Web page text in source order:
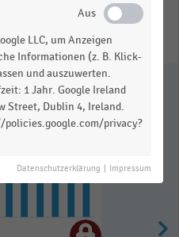
LLC, um Anzeigen
Informationen (z. B. Klick-
und auszuwerten.
1 Jahr. Google Ireland
Street, Dublin 4, Ireland.
privacy?
Datenschutzerklärung Impressum